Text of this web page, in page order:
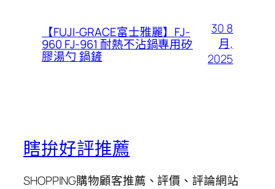
【FUJI-GRACE富士雅麗】FJ-
960 FJ-961 耐熱不沾鍋專用矽
膠湯勺 鍋鏟
30 8
月,
2025
瞎拚好評推薦
SHOPPING購物顧客推薦、評價、評論網站